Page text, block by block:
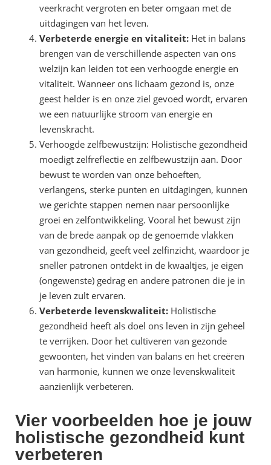
veerkracht vergroten en beter omgaan met de
uitdagingen van het leven.
Verbeterde energie en vitaliteit: Het in balans
brengen van de verschillende aspecten van ons
welzijn kan leiden tot een verhoogde energie en
vitaliteit. Wanneer ons lichaam gezond is, onze
geest helder is en onze ziel gevoed wordt, ervaren
we een natuurlijke stroom van energie en
levenskracht.
Verhoogde zelfbewustzijn: Holistische gezondheid
moedigt zelfreflectie en zelfbewustzijn aan. Door
bewust te worden van onze behoeften,
verlangens, sterke punten en uitdagingen, kunnen
we gerichte stappen nemen naar persoonlijke
groei en zelfontwikkeling. Vooral het bewust zijn
van de brede aanpak op de genoemde vlakken
van gezondheid, geeft veel zelfinzicht, waardoor je
sneller patronen ontdekt in de kwaaltjes, je eigen
(ongewenste) gedrag en andere patronen die je in
je leven zult ervaren.
Verbeterde levenskwaliteit: Holistische
gezondheid heeft als doel ons leven in zijn geheel
te verrijken. Door het cultiveren van gezonde
gewoonten, het vinden van balans en het creëren
van harmonie, kunnen we onze levenskwaliteit
aanzienlijk verbeteren.
Vier voorbeelden hoe je jouw
holistische gezondheid kunt
verbeteren